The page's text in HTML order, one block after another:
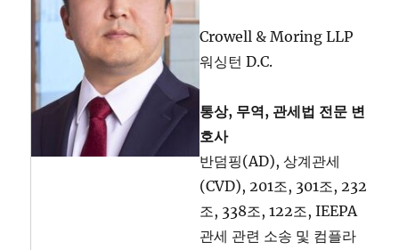
Crowell & Moring LLP
워싱턴 D.C.
통상, 무역, 관세법 전문 변
호사
반덤핑(AD), 상계관세
(CVD), 201조, 301조, 232
조, 338조, 122조, IEEPA
관세 관련 소송 및 컴플라